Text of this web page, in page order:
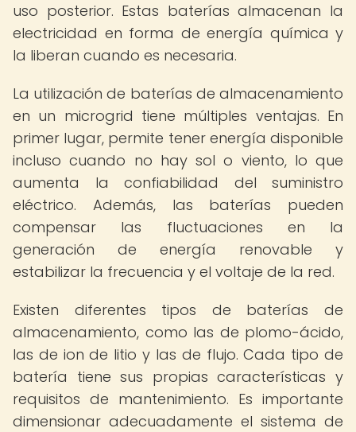
uso posterior. Estas baterías almacenan la
electricidad en forma de energía química y
la liberan cuando es necesaria.
La utilización de baterías de almacenamiento
en un microgrid tiene múltiples ventajas. En
primer lugar, permite tener energía disponible
incluso cuando no hay sol o viento, lo que
aumenta la confiabilidad del suministro
eléctrico. Además, las baterías pueden
compensar las fluctuaciones en la
generación de energía renovable y
estabilizar la frecuencia y el voltaje de la red.
Existen diferentes tipos de baterías de
almacenamiento, como las de plomo-ácido,
las de ion de litio y las de flujo. Cada tipo de
batería tiene sus propias características y
requisitos de mantenimiento. Es importante
dimensionar adecuadamente el sistema de